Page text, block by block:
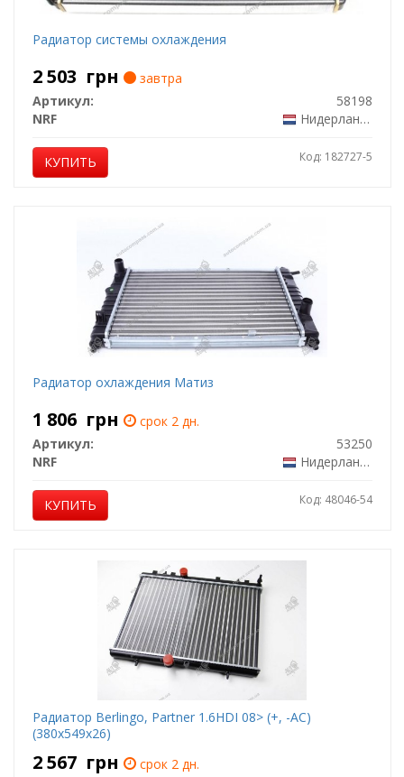
Радиатор системы охлаждения
2 503 грн
завтра
Артикул:
58198
NRF
Нидерланды
КУПИТЬ Код: 182727-5
Радиатор охлаждения Матиз
1 806 грн
срок 2 дн.
Артикул:
53250
NRF
Нидерланды
КУПИТЬ Код: 48046-54
Радиатор Berlingo, Partner 1.6HDI 08> (+, -AC)
(380x549x26)
2 567 грн
срок 2 дн.